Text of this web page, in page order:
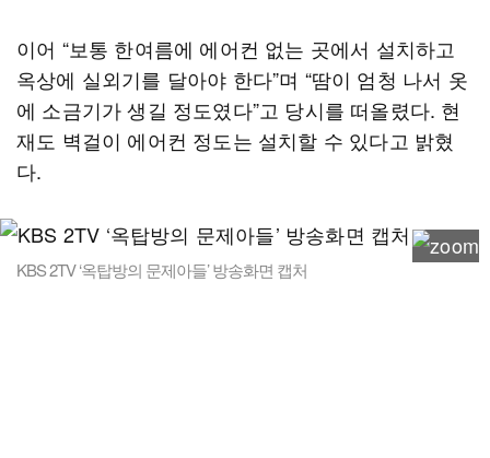
이어 “보통 한여름에 에어컨 없는 곳에서 설치하고
옥상에 실외기를 달아야 한다”며 “땀이 엄청 나서 옷
에 소금기가 생길 정도였다”고 당시를 떠올렸다. 현
재도 벽걸이 에어컨 정도는 설치할 수 있다고 밝혔
다.
KBS 2TV ‘옥탑방의 문제아들’ 방송화면 캡처